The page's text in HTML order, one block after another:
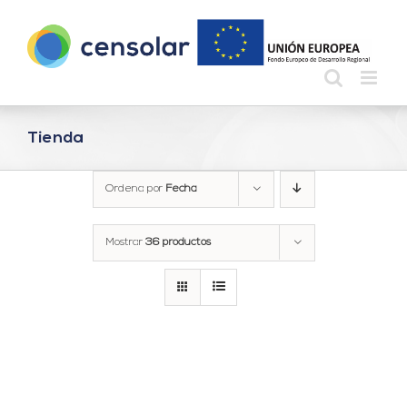
contenido
Tienda
Ordena por Fecha
Mostrar 36 productos